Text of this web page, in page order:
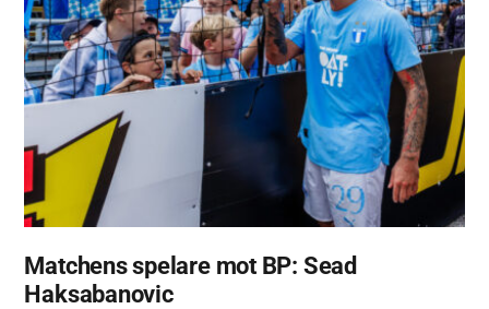
Matchens spelare mot BP: Sead
Haksabanovic